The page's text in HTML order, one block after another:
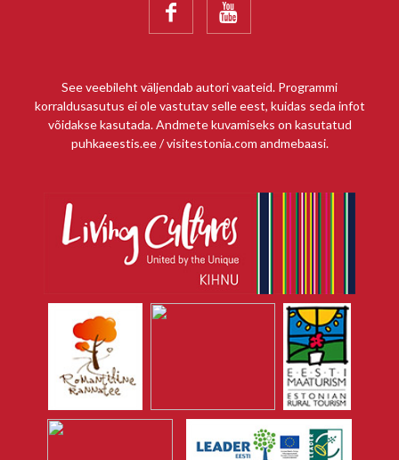
 
See veebileht väljendab autori vaateid. Programmi
korraldusasutus ei ole vastutav selle eest, kuidas seda infot
võidakse kasutada. Andmete kuvamiseks on kasutatud
puhkaeestis.ee / visitestonia.com andmebaasi.